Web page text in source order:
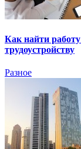
Как найти
трудоустройству
Разное